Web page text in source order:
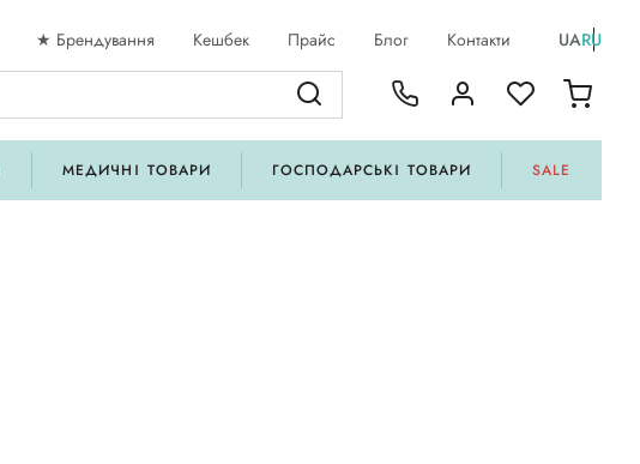
★ Брендування Кешбек Прайс Блог Контакти UARU
МЕДИЧНІ ТОВАРИ ГОСПОДАРСЬКІ ТОВАРИ SALE